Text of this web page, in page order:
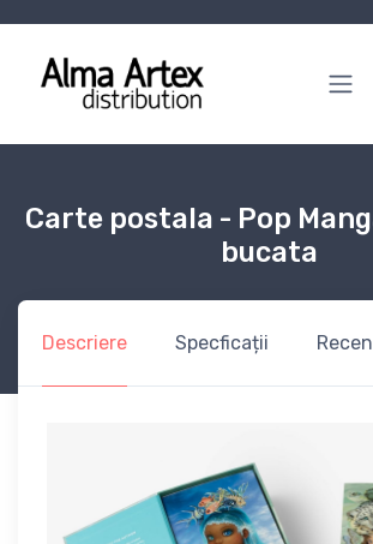
Carte postala - Pop
bucata
Descriere Specficații